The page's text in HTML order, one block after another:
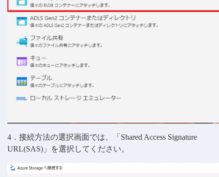
4．接続方法の選択画面では、「Shared Access Signature
URL(SAS)」を選択してください。